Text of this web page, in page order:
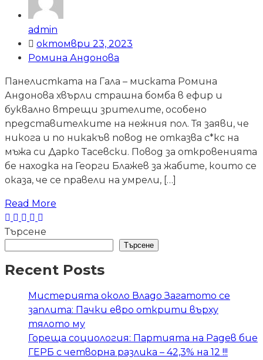
admin
октомври 23, 2023
Ромина Андонова
Панелистката на Гала – миската Ромина
Андонова хвърли страшна бомба в ефир и
буквално втрещи зрителите, особено
представителките на нежния пол. Тя заяви, че
никога и по никакъв повод не отказва с*кс на
мъжа си Дарко Тасевски. Повод за откровенията
бе находка на Георги Блажев за жабите, които се
оказа, че се правели на умрели, […]
Read More
Търсене
Търсене
Recent Posts
Мистерията около Владо Загатото се
заплита: Пачки евро открити върху
тялото му
Гореща социология: Партията на Радев бие
ГЕРБ с четворна разлика – 42,3% на 12 !!!